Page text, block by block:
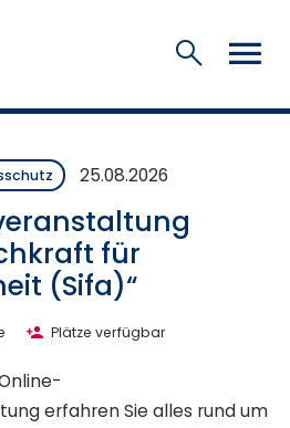
Suchen
25.08.2026
für
(Sifa)“
Plätze verfügbar
erfahren Sie alles rund um